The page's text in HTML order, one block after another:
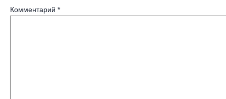
Комментарий *